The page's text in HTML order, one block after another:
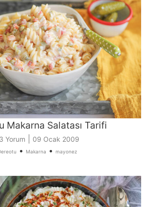
Makarna Salatası Tarifi
Yorum 09 Ocak 2009
• Makarna • mayonez